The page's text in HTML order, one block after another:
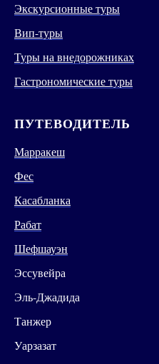
Экскурсионные туры
Вип-туры
Туры на внедорожниках
Гастрономические туры
ПУТЕВОДИТЕЛЬ
Марракеш
Фес
Касабланка
Рабат
Шефшауэн
Эссувейра
Эль-Джадида
Танжер
Уарзазат